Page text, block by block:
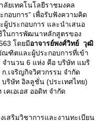
ลัยเทคโนโลยีราชมงคล
อบการ” เพื่อรับฟังความคิด
ประกอบการ และนำเสนอ
ในการพัฒนาหลักสูตรของ
โดยมีอาจารย์พงศ์วิทย์ วุฒิ
ณฑิตและผู้ประกอบการที่เข้า
ำนวน 6 แห่ง คือ บริษัท แมริ
.เจริญกิจวิศวกรรม จำกัด
ริษัท อิลลูชั่น (ประเทศไทย)
คเอเอส ออดิท จำกัด
สริมวิชาการและงานทะเบียน